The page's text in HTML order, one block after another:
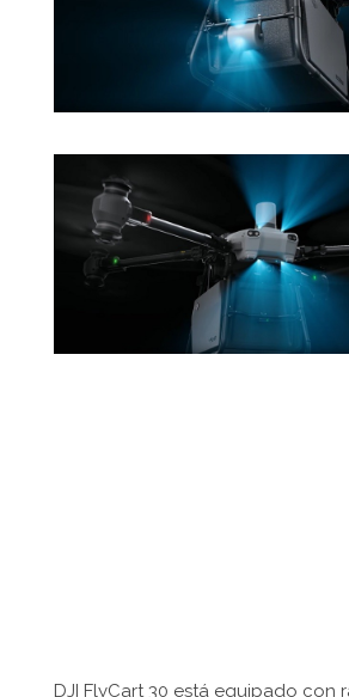
DJI FlyCart 30 está equipado con